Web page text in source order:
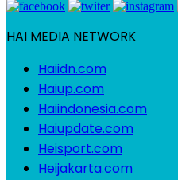
HAI MEDIA NETWORK
Haiidn.com
Haiup.com
Haiindonesia.com
Haiupdate.com
Heisport.com
Heijakarta.com